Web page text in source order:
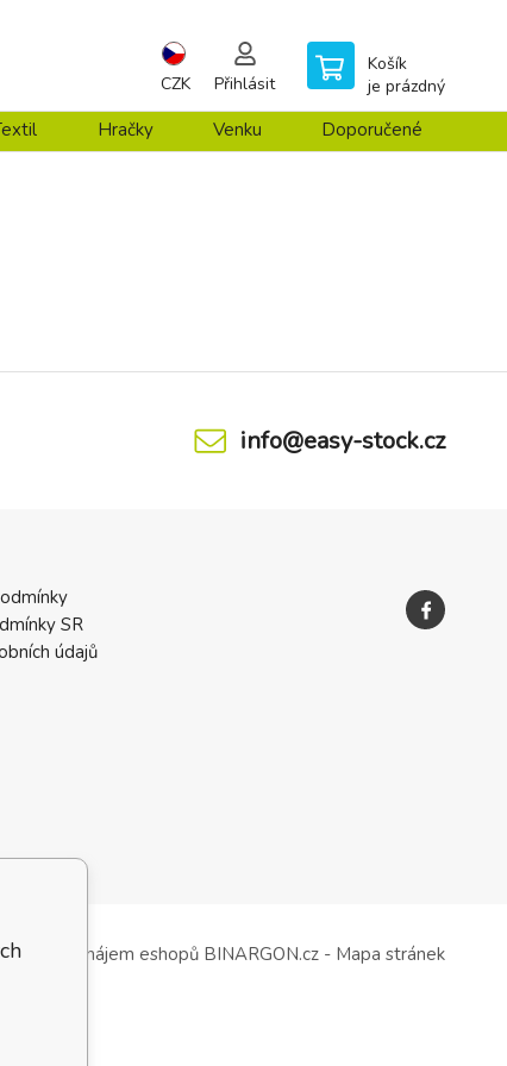
CZK Přihlásit
Košík
je prázdný
Hračky Venku Doporučené
info@easy-stock.cz
SR
údajů
a pronájem eshopů BINARGON.cz - Mapa stránek